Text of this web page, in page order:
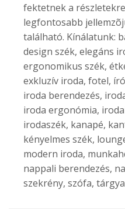
fektetnek a
legfontosabb
található. Kínálatunk:
design szék, elegáns
ergonomikus szék,
exkluzív iroda, fotel,
iroda berendezés,
iroda ergonómia,
irodaszék, kanapé,
kényelmes szék,
modern iroda,
nappali berendezés,
szekrény, szófa,